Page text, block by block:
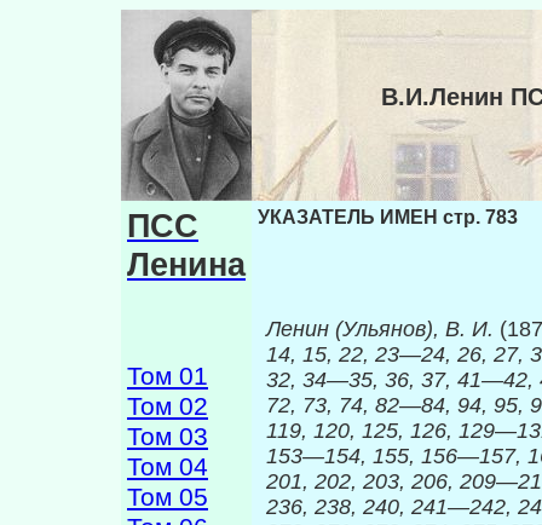
В.И.Ленин
ПСС
Ленина
Том 01
Том 02
Том 03
Том 04
Том 05
УКАЗАТЕЛЬ ИМЕН стр. 783
Ленин (Ульянов), В. И.
14, 15, 22, 23—24, 26, 27,
32, 34—35, 36, 37, 41—42,
72, 73, 74, 82—84, 94, 95,
119, 120, 125, 126,
153—154, 155, 156—157,
201, 202, 203, 206,
236, 238, 240, 241—242,